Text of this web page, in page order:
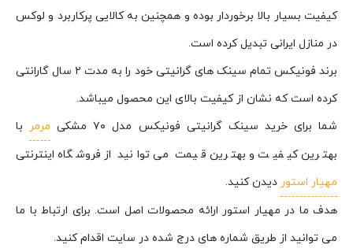
کیفیت بسیار بالا برخوردار بوده و همچنین به کالایی پرکاربرد و لوکس
در منازل ایرانی تبدیل کرده است.
برند فونیکس تمام سینک های گرانیتی خود را به مدت ۲ سال گارانتی
کرده است که نشان از کیفیت بالای این محصول میباشد.
شما برای خرید سینک گرانیتی فونیکس مدل ۷۰ مشکی
مرمر با
بهترین کیفیت و بهترین قیمت می توانید از فروشگاه اینترنتی
مهیار استور دیدن کنید.
هدف ما در مهیار استور ارائه محصولات اصل است. برای ارتباط با ما
می توانید از طریق شماره های درج شده در سایت اقدام کنید.